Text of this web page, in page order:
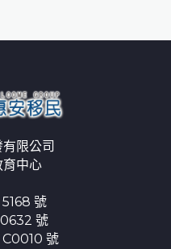
限公司
育中心
號
號
C0010 號